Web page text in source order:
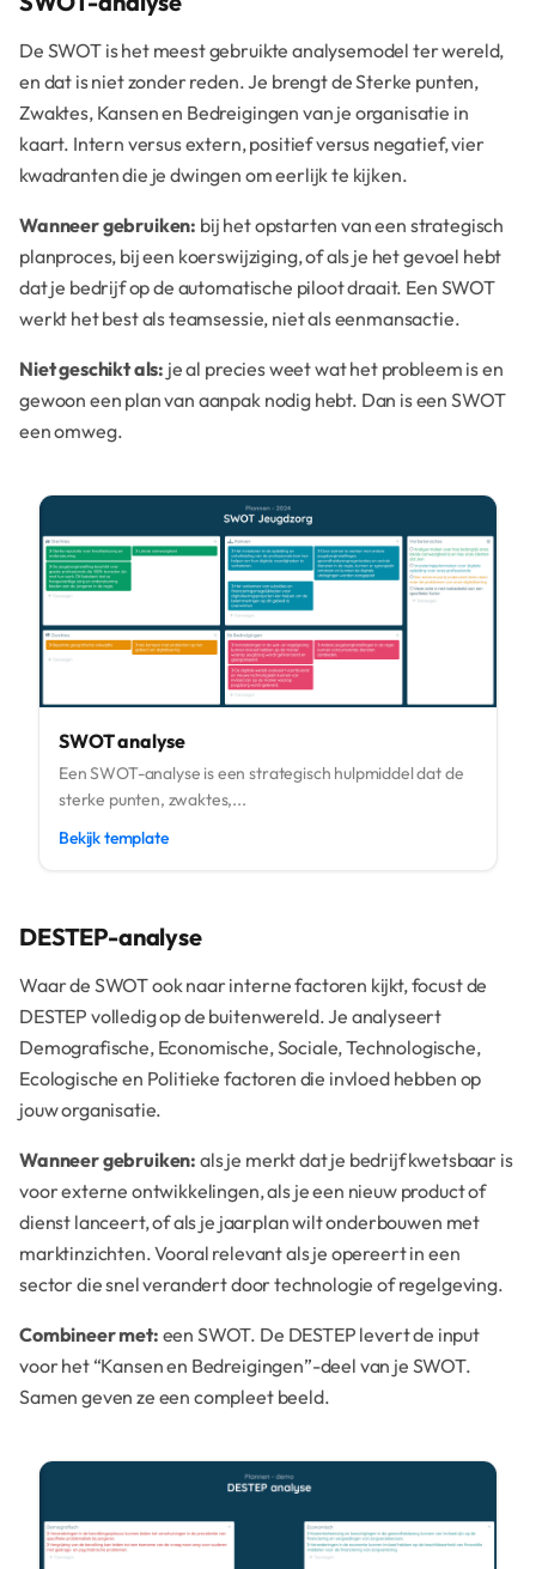
De SWOT is het meest gebruikte analysemodel ter wereld,
en dat is niet zonder reden. Je brengt de Sterke punten,
Zwaktes, Kansen en Bedreigingen van je organisatie in
kaart. Intern versus extern, positief versus negatief, vier
kwadranten die je dwingen om eerlijk te kijken.
Wanneer gebruiken: bij het opstarten van een strategisch
planproces, bij een koerswijziging, of als je het gevoel hebt
dat je bedrijf op de automatische piloot draait. Een SWOT
werkt het best als teamsessie, niet als eenmansactie.
Niet geschikt als: je al precies weet wat het probleem is en
gewoon een plan van aanpak nodig hebt. Dan is een SWOT
een omweg.
SWOT analyse
Een SWOT-analyse is een strategisch hulpmiddel dat de
sterke punten, zwaktes,...
Bekijk template
DESTEP-analyse
Waar de SWOT ook naar interne factoren kijkt, focust de
DESTEP volledig op de buitenwereld. Je analyseert
Demografische, Economische, Sociale, Technologische,
Ecologische en Politieke factoren die invloed hebben op
jouw organisatie.
Wanneer gebruiken: als je merkt dat je bedrijf kwetsbaar is
voor externe ontwikkelingen, als je een nieuw product of
dienst lanceert, of als je jaarplan wilt onderbouwen met
marktinzichten. Vooral relevant als je opereert in een
sector die snel verandert door technologie of regelgeving.
Combineer met: een SWOT. De DESTEP levert de input
voor het “Kansen en Bedreigingen”-deel van je SWOT.
Samen geven ze een compleet beeld.